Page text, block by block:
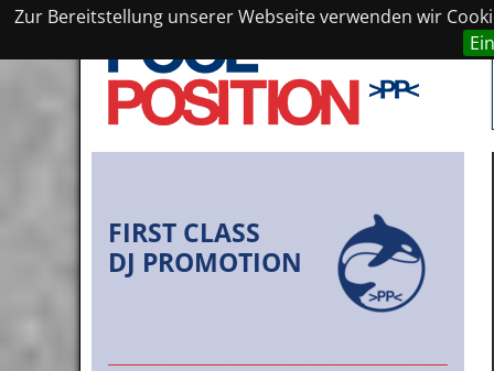
Zur Bereitstellung unserer Webseite verwenden wir
FIRST CLASS
DJ PROMOTION